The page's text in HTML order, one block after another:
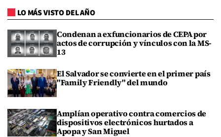
LO MÁS VISTO DEL AÑO
Condenan a exfuncionarios de CEPA por
actos de corrupción y vínculos con la MS-
13
El Salvador se convierte en el primer país
"Family Friendly" del mundo
Amplían operativo contra comercios de
dispositivos electrónicos hurtados a
Apopa y San Miguel